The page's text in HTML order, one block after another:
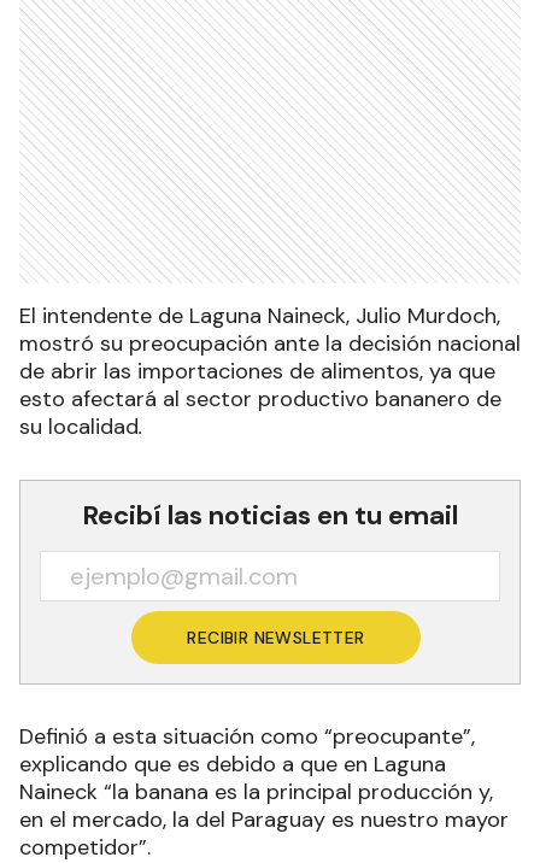
El intendente de Laguna Naineck, Julio Murdoch,
mostró su preocupación ante la decisión nacional
de abrir las importaciones de alimentos, ya que
esto afectará al sector productivo bananero de
su localidad.
Recibí las noticias en tu email
RECIBIR NEWSLETTER
Definió a esta situación como “preocupante”,
explicando que es debido a que en Laguna
Naineck “la banana es la principal producción y,
en el mercado, la del Paraguay es nuestro mayor
competidor”.